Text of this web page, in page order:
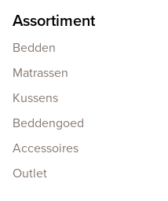
Assortiment
Bedden
Matrassen
Kussens
Beddengoed
Accessoires
Outlet